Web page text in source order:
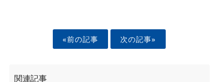
«前の記事 次の記事»
関連記事